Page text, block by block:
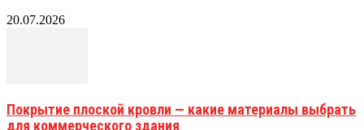
20.07.2026
Покрытие плоской кровли — какие материалы выбрать
для коммерческого здания